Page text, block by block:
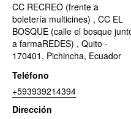
CC RECREO (frente a
boletería multicines) , CC EL
BOSQUE (calle el bosque
a farmaREDES) , Quito -
170401, Pichincha, Ecuador
Teléfono
+593939214394
Dirección